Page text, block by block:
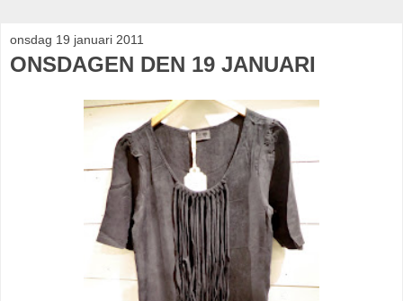
onsdag 19 januari 2011
ONSDAGEN DEN 19 JANUARI